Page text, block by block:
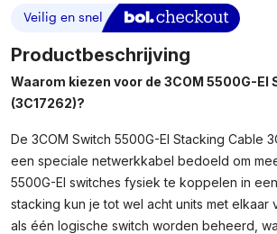
5500G-
Stacking
Cable
(3C17262
JE079A)
Productbeschrijving
Waarom kiezen voor de 3COM 5500G-EI
(3C17262)?
De 3COM Switch 5500G-EI Stacking Cable
een speciale netwerkkabel bedoeld om
5500G-EI switches fysiek te koppelen in
stacking kun je tot wel acht units met elkaar
als één logische switch worden beheerd,